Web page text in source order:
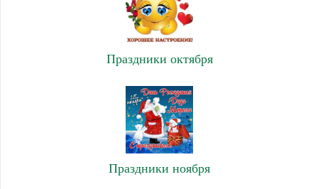
Праздники октября
Праздники ноября